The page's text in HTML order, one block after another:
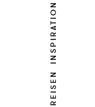
INSPIRATION
REISEN